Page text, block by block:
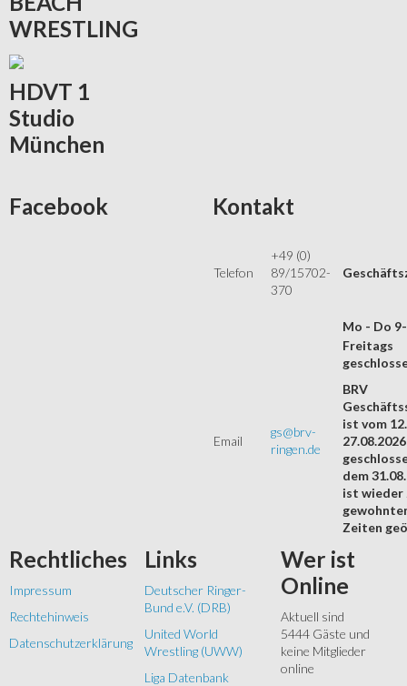
WRESTLING
HDVT 1
Studio
München
Facebook Kontakt
Telefon
+49 (0)
89/15702-
370
Mo - Do
Email
gs@brv-
ringen.de
Freitags
BRV
ist vom
27.08.2026
dem
ist wieder
Zeiten
Rechtliches
Impressum
Rechtehinweis
Datenschutzerklärung
Links
Deutscher Ringer-
Bund e.V. (DRB)
United World
Wrestling (UWW)
Liga Datenbank
Wer ist
Online
Aktuell sind
5444 Gäste und
keine Mitglieder
online